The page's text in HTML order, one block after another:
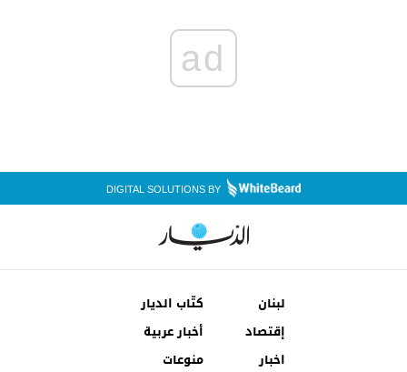
ad
DIGITAL SOLUTIONS BY
لبنان
كتّاب الديار
إقتصاد
أخبار عربية
اخبار
منوعات